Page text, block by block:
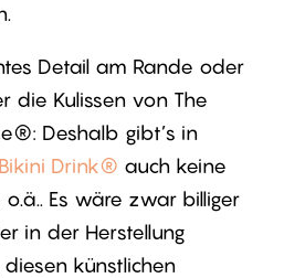
Detail am Rande oder
die Kulissen von The
Deshalb gibt’s in
Bikini Drink® auch keine
o.ä.. Es wäre zwar billiger
in der Herstellung
diesen künstlichen